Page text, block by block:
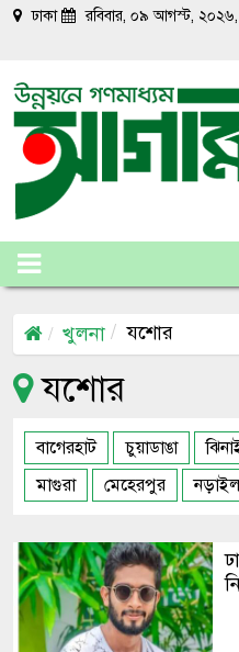
ঢাকা রবিবার, ০৯ আগস্ট, ২০২৬,
খুলনা যশোর
যশোর
বাগেরহাট চুয়াডাঙা
মাগুরা
মেহেরপুর